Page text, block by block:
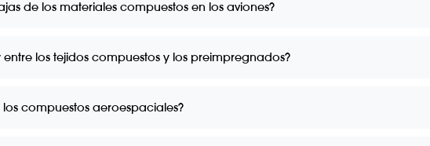
de los materiales compuestos en los aviones?
los tejidos compuestos y los preimpregnados?
compuestos aeroespaciales?